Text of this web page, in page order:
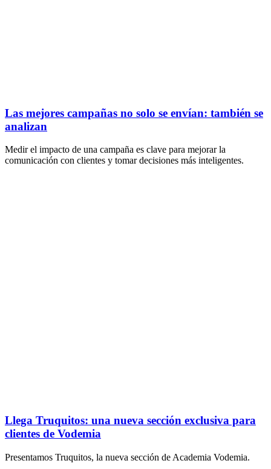
Las mejores campañas no solo se envían: también se
analizan
Medir el impacto de una campaña es clave para mejorar la
comunicación con clientes y tomar decisiones más inteligentes.
Llega Truquitos: una nueva sección exclusiva para
clientes de Vodemia
Presentamos Truquitos, la nueva sección de Academia Vodemia.